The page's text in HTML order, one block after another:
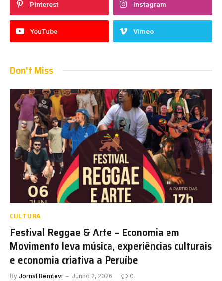
Pinterest Instagram
YouTube Vimeo
Don't Miss
CULTURA
Festival Reggae & Arte – Economia em
Movimento leva música, experiências culturais
e economia criativa a Peruíbe
By Jornal Bemtevi Junho 2, 2026 0